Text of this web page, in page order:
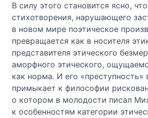
В силу этого становится ясно,
стихотворения, нарушающего
в новом мире поэтическое
превращается как в носителя
представителя этического
аморфного этического,
как норма. И его «преступность»
примыкает к философии
о котором в молодости писал
к особенностям категории